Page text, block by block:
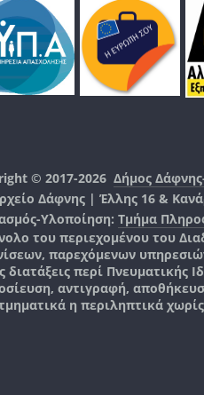
© 2017-2026 Δήμος
Δάφνης | Έλλης 16 &
Υλοποίηση: Τμήμα
του περιεχομένου του
παρεχόμενων
διατάξεις περί
αντιγραφή,
η περιληπτικά